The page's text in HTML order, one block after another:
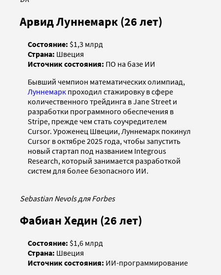
Арвид Луннемарк (26 лет)
Состояние: $1,3 млрд
Страна: Швеция
Источник состояния: ПО на базе ИИ
Бывший чемпион математических олимпиад,
Луннемарк проходил стажировку в сфере
количественного трейдинга в Jane Street и
разработки программного обеспечения в
Stripe, прежде чем стать соучредителем
Cursor. Уроженец Швеции, Луннемарк покинул
Cursor в октябре 2025 года, чтобы запустить
новый стартап под названием Integrous
Research, который занимается разработкой
систем для более безопасного ИИ.
Sebastian Nevols для Forbes
Фабиан Хедин (26 лет)
Состояние: $1,6 млрд
Страна: Швеция
Источник состояния: ИИ-программирование